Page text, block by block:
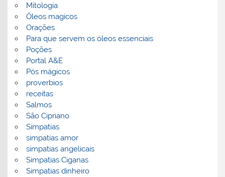
Mitologia
Óleos magicos
Orações
Para que servem os óleos essenciais
Poções
Portal A&E
Pós mágicos
proverbios
receitas
Salmos
São Cipriano
Simpatias
simpatias amor
simpatias angelicais
Simpatias Ciganas
Simpatias dinheiro